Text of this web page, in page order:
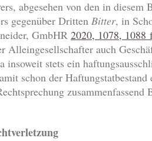
abgesehen von den in
gegenüber Dritten Bitter, in
GmbHR 2020, 1078, 1088
Alleingesellschafter auch
stets ein
schon der